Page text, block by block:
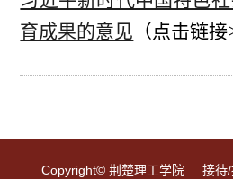
育成果的意见 （点击链接
Copyright© 荆楚理工学院 接待/